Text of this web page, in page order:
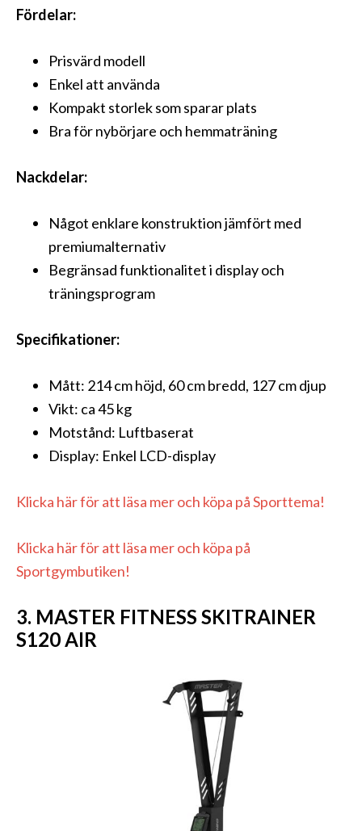
Fördelar:
Prisvärd modell
Enkel att använda
Kompakt storlek som sparar plats
Bra för nybörjare och hemmaträning
Nackdelar:
Något enklare konstruktion jämfört med
premiumalternativ
Begränsad funktionalitet i display och
träningsprogram
Specifikationer:
Mått: 214 cm höjd, 60 cm bredd, 127 cm djup
Vikt: ca 45 kg
Motstånd: Luftbaserat
Display: Enkel LCD-display
Klicka här för att läsa mer och köpa på Sporttema!
Klicka här för att läsa mer och köpa på
Sportgymbutiken!
3. MASTER FITNESS SKITRAINER
S120 AIR